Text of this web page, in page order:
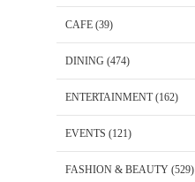
CAFE (39)
DINING (474)
ENTERTAINMENT(162)
EVENTS (121)
FASHION & BEAUTY (529)